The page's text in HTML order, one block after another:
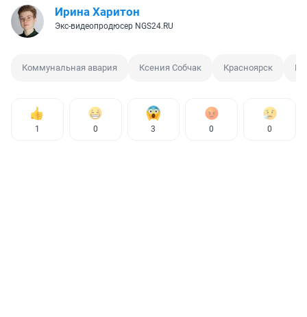
Ирина Харитон
Экс-видеопродюсер NGS24.RU
Коммунальная авария Ксения Собчак Красноярск
1 0 3 0 0